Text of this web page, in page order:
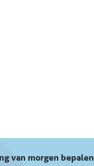
van morgen bepalen